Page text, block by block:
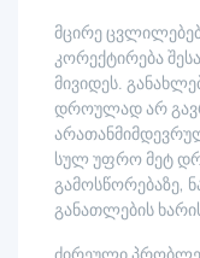
მცირე
კორექტირება
მივიდეს.
დროულად არ
სულ უფრო მეტ
გამოსწორებაზე,
განათლების